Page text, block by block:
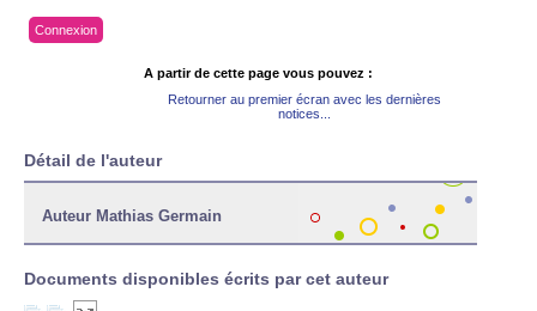
Connexion
A partir de cette page vous pouvez :
Retourner au premier écran avec les dernières
notices...
Détail de l'auteur
Auteur Mathias Germain
Documents disponibles écrits par cet auteur